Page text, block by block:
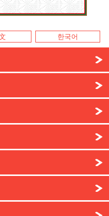
한국어